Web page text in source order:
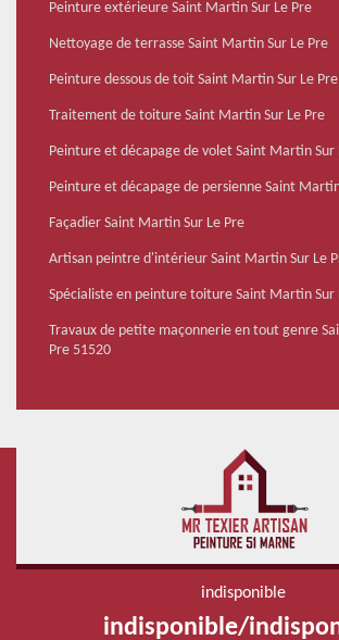
Peinture extérieure Saint Martin Sur Le Pre
Nettoyage de terrasse Saint Martin Sur Le Pre
Peinture dessous de toit Saint Martin Sur Le Pre
Traitement de toiture Saint Martin Sur Le Pre
Peinture et décapage de volet Saint Martin Sur
Peinture et décapage de persienne Saint
Façadier Saint Martin Sur Le Pre
Artisan peintre d'intérieur Saint Martin Sur Le
Spécialiste en peinture toiture Saint Martin Sur
Travaux de petite maçonnerie en tout genre
Pre 51520
indisponible
indisponible/